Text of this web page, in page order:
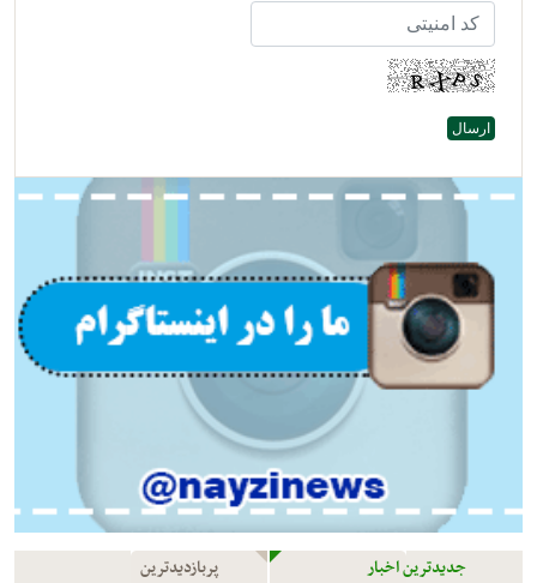
جدیدترین اخبار پربازدیدترین